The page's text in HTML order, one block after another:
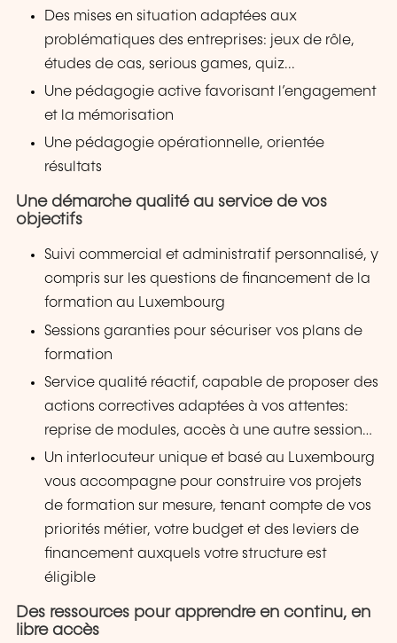
Des mises en situation adaptées aux
problématiques des entreprises: jeux de rôle,
études de cas, serious games, quiz...
Une pédagogie active favorisant l’engagement
et la mémorisation
Une pédagogie opérationnelle, orientée
résultats
Une démarche qualité au service de vos
objectifs
Suivi commercial et administratif personnalisé, y
compris sur les questions de financement de la
formation au Luxembourg
Sessions garanties pour sécuriser vos plans de
formation
Service qualité réactif, capable de proposer des
actions correctives adaptées à vos attentes:
reprise de modules, accès à une autre session…
Un interlocuteur unique et basé au Luxembourg
vous accompagne pour construire vos projets
de formation sur mesure, tenant compte de vos
priorités métier, votre budget et des leviers de
financement auxquels votre structure est
éligible
Des ressources pour apprendre en continu, en
libre accès